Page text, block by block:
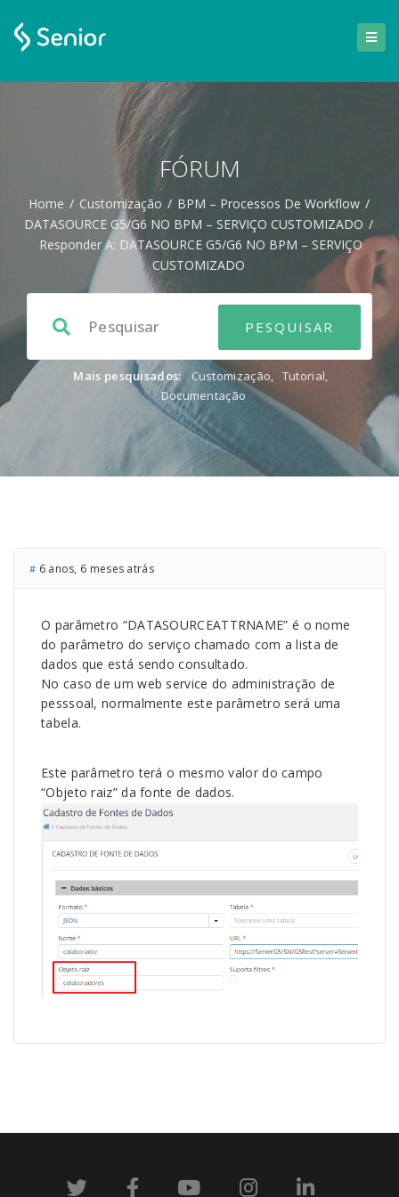
FÓRUM
Home / Customização / BPM – Processos De Workflow /
DATASOURCE G5/G6 NO BPM – SERVIÇO CUSTOMIZADO /
Responder A: DATASOURCE G5/G6 NO BPM – SERVIÇO
CUSTOMIZADO
Mais pesquisados: Customização, Tutorial,
Documentação
# 6 anos, 6 meses atrás
O parâmetro “DATASOURCEATTRNAME” é o nome
do parâmetro do serviço chamado com a lista de
dados que está sendo consultado.
No caso de um web service do administração de
pesssoal, normalmente este parâmetro será uma
tabela.
Este parâmetro terá o mesmo valor do campo
“Objeto raiz” da fonte de dados.